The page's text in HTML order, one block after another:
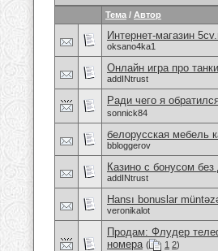
Тема / Автор
Интернет-магазин
oksano4ka1
Онлайн игра про танки
addINtrust
Ради чего я
sonnick84
белорусская мебель
bbloggerov
Казино с бонусом без
addINtrust
Hansı bonuslar
veronikalot
Продам: Флудер
номера ( 1 2)